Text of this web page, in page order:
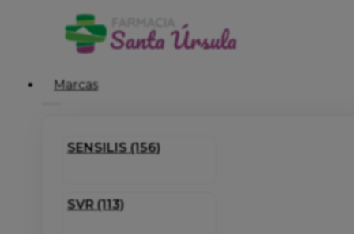
Marcas
SENSILIS (156)
SVR (113)